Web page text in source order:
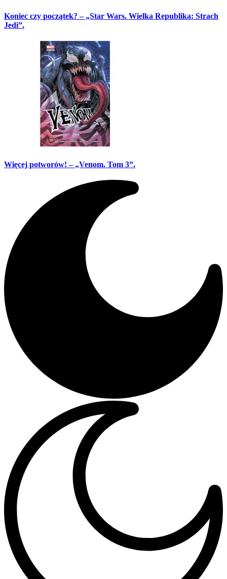
Koniec czy początek? – „Star Wars. Wielka Republika: Strach
Jedi”.
Więcej potworów! – „Venom. Tom 3”.